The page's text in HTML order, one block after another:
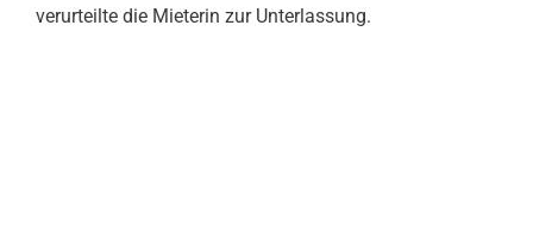
verurteilte die Mieterin zur Unterlassung.